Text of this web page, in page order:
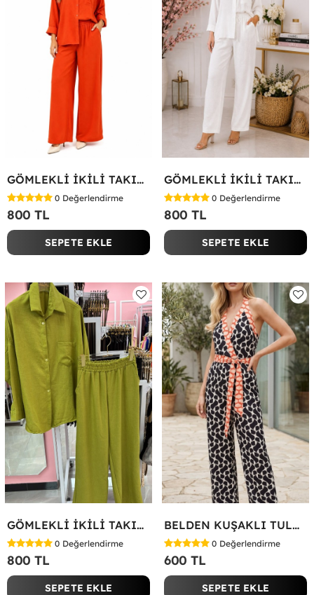
GÖMLEKLİ İKİLİ TAKIM Kırmızı
0 Değerlendirme
800 TL
SEPETE EKLE
GÖMLEKLİ İKİLİ TAKIM Beyaz
0 Değerlendirme
800 TL
SEPETE EKLE
GÖMLEKLİ İKİLİ TAKIM Yeşil
0 Değerlendirme
800 TL
SEPETE EKLE
BELDEN KUŞAKLI TULUM Siyah
0 Değerlendirme
600 TL
SEPETE EKLE